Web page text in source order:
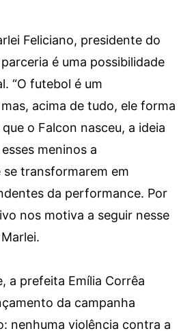
Feliciano, presidente do
é uma possibilidade
“O futebol é um
acima de tudo, ele forma
o Falcon nasceu, a ideia
meninos a
transformarem em
da performance. Por
nos motiva a seguir nesse
a prefeita Emília Corrêa
da campanha
nenhuma violência contra a